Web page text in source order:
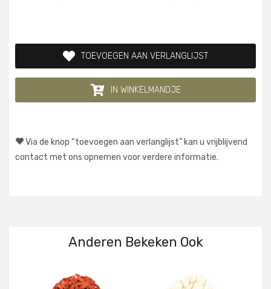
TOEVOEGEN AAN VERLANGLIJST
IN WINKELMANDJE
Via de knop “toevoegen aan verlanglijst” kan u vrijblijvend
contact met ons opnemen voor verdere informatie.
Anderen Bekeken Ook